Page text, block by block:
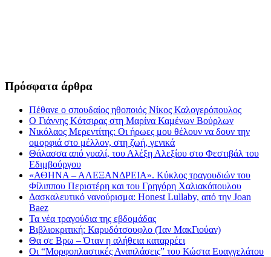
Πρόσφατα άρθρα
Πέθανε ο σπουδαίος ηθοποιός Νίκος Καλογερόπουλος
Ο Γιάννης Κότσιρας στη Μαρίνα Καμένων Βούρλων
Νικόλαος Μερεντίτης: Οι ήρωες μου θέλουν να δουν την
ομορφιά στο μέλλον, στη ζωή, γενικά
Θάλασσα από γυαλί, του Αλέξη Αλεξίου στο Φεστιβάλ του
Εδιμβούργου
«ΑΘΗΝΑ – ΑΛΕΞΑΝΔΡΕΙΑ». Κύκλος τραγουδιών του
Φίλιππου Περιστέρη και του Γρηγόρη Χαλιακόπουλου
Δασκαλευτικό νανούρισμα: Honest Lullaby, από την Joan
Baez
Τα νέα τραγούδια της εβδομάδας
Βιβλιοκριτική: Καρυδότσουφλο (Ίαν ΜακΓιούαν)
Θα σε Βρω – Όταν η αλήθεια καταρρέει
Οι “Μορφοπλαστικές Αναπλάσεις” του Κώστα Ευαγγελάτου